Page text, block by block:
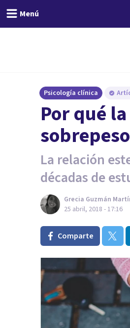
Menú
Psicología clínica
Por qué
La relación
décadas de
Grecia Guzmán
25 abril, 2018 - 17:16
Comparte